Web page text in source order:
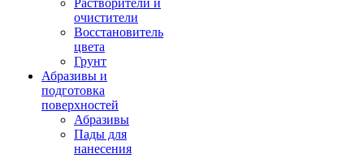
Растворители и
очистители
Восстановитель
цвета
Грунт
Абразивы и
подготовка
поверхностей
Абразивы
Пады для
нанесения